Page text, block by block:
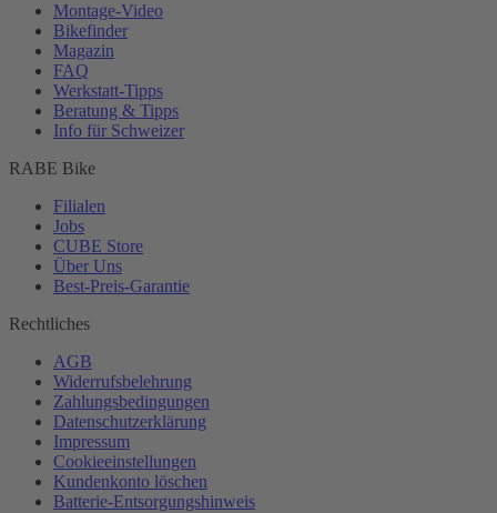
Montage-Video
Bikefinder
Magazin
FAQ
Werkstatt-Tipps
Beratung & Tipps
Info für Schweizer
RABE Bike
Filialen
Jobs
CUBE Store
Über Uns
Best-Preis-Garantie
Rechtliches
AGB
Widerrufsbelehrung
Zahlungsbedingungen
Datenschutzerklärung
Impressum
Cookieeinstellungen
Kundenkonto löschen
Batterie-Entsorgungshinweis